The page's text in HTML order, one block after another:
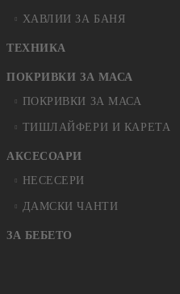
ХАВЛИИ ЗА БАНЯ
ТЕХНИКА
ПОКРИВКИ ЗА МАСА
ПОКРИВКИ ЗА МАСА
ТИШЛАЙФЕРИ И КАРЕТА
АКСЕСОАРИ
НЕСЕСЕРИ
ДАМСКИ ЧАНТИ
ЗА БЕБЕТО